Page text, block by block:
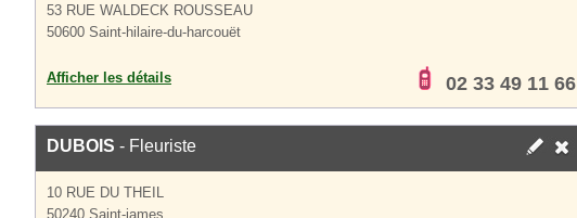
53 RUE WALDECK ROUSSEAU
50600 Saint-hilaire-du-harcouët
Afficher les détails 02 33 49 11 66
DUBOIS - Fleuriste
10 RUE DU THEIL
50240 Saint-james